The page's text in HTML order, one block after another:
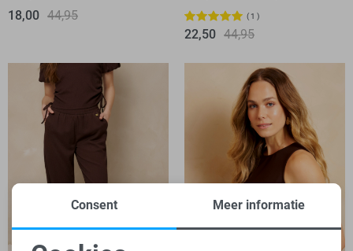
18,00 44,95 1
22,50 44,95
Consent Meer informatie